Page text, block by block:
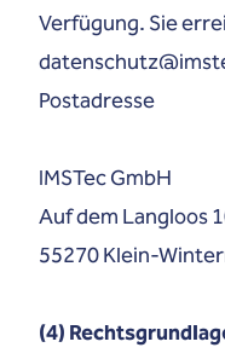
Verfügung. Sie
Postadresse
IMSTec GmbH
Auf dem Langloos
55270 Klein-
(4)